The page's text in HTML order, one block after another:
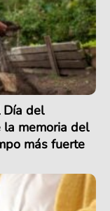
Día del
la memoria del
más fuerte